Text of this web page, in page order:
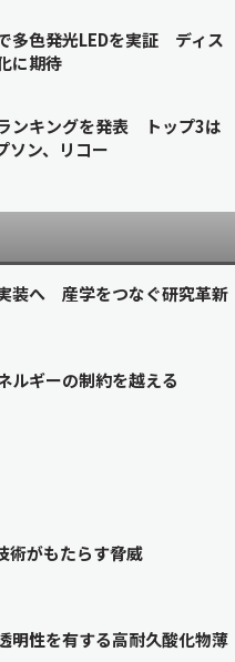
多色発光LEDを実証 ディス
に期待
ンキングを発表 トップ3は
ソン、リコー
装へ 産学をつなぐ研究革新
ルギーの制約を越える
術がもたらす脅威
明性を有する高耐久酸化物薄